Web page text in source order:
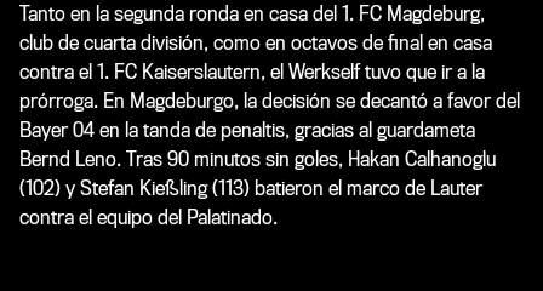
Tanto en la segunda ronda en casa del 1. FC Magdeburg,
club de cuarta división, como en octavos de final en casa
contra el 1. FC Kaiserslautern, el Werkself tuvo que ir a la
prórroga. En Magdeburgo, la decisión se decantó a favor del
Bayer 04 en la tanda de penaltis, gracias al guardameta
Bernd Leno. Tras 90 minutos sin goles, Hakan Calhanoglu
(102) y Stefan Kießling (113) batieron el marco de Lauter
contra el equipo del Palatinado.